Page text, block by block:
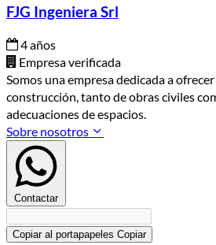
FJG Ingeniera Srl
4 años
Empresa verificada
Somos una empresa dedicada a
construcción, tanto de obras civiles
adecuaciones de espacios.
Sobre nosotros
Contactar
Copiar al portapapeles Copiar